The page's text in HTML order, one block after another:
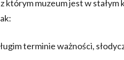
muzeum jest w stałym
terminie ważności,